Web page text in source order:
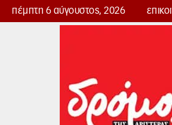
πέμπτη 6 αύγουστος, 2026
Δρόμος